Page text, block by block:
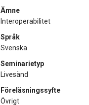
Ämne
Interoperabilitet
Språk
Svenska
Seminarietyp
Livesänd
Föreläsningssyfte
Övrigt